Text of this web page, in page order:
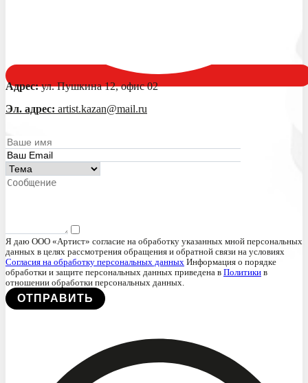
Адрес:ул. Пушкина 12, офис 02
Эл. адрес: artist.kazan@mail.ru
Я даю ООО «Артист» согласие на обработку указанных мной персональных
данных в целях рассмотрения обращения и обратной связи на условиях
Согласия на обработку персональных данных Информация о порядке
обработки и защите персональных данных приведена в Политики в
отношении обработки персональных данных.